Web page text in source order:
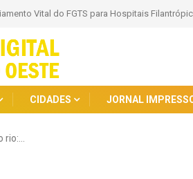
Amplia Punição e Combate Abuso Digital
CIDADES JORNAL
rio:…